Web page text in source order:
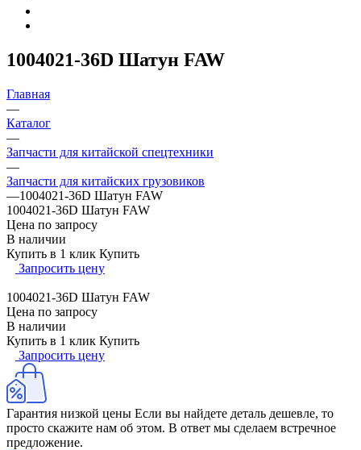
1004021-36D Шатун FAW
Главная
—
Каталог
—
Запчасти для китайской спецтехники
—
Запчасти для китайских грузовиков
—1004021-36D Шатун FAW
1004021-36D Шатун FAW
Цена по запросу
В наличии
Купить в 1 клик Купить
Запросить цену
1004021-36D Шатун FAW
Цена по запросу
В наличии
Купить в 1 клик Купить
Запросить цену
Гарантия низкой цены Если вы найдете деталь дешевле, то
просто скажите нам об этом. В ответ мы сделаем встречное
предложение.